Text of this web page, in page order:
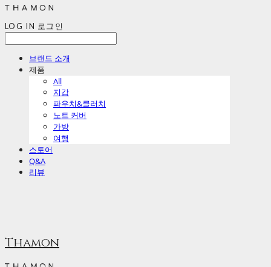
LOG IN 로그인
브랜드 소개
제품
All
지갑
파우치&클러치
노트 커버
가방
여행
스토어
Q&A
리뷰
Thamon